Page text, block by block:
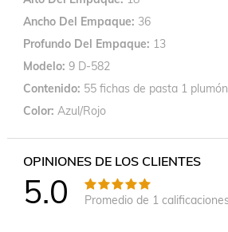
Ancho Del Empaque 36
Profundo Del Empaque
13
Modelo 9 D-582
Contenido 55 fichas de pasta 1 plumón
Color Azul/Rojo
OPINIONES DE LOS CLIENTES
5.0 Promedio de 1 calificaciones